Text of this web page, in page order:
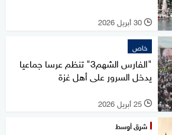
l 30 أبريل 2026
خاص
"الفارس الشهم3" تنظم عرسا جماعيا
يدخل السرور على أهل غزة
l 25 أبريل 2026
شرق أوسط